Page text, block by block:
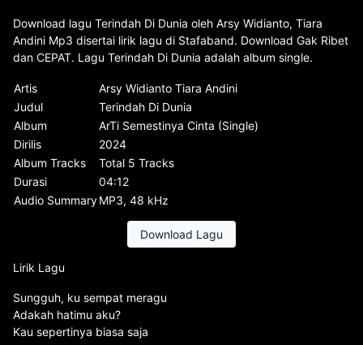
Download lagu Terindah Di Dunia oleh Arsy Widianto, Tiara
Andini Mp3 disertai lirik lagu di Stafaband. Download Gak Ribet
dan CEPAT. Lagu Terindah Di Dunia adalah album single.
Artis
Arsy Widianto Tiara Andini
Judul
Terindah Di Dunia
Album
ArTi Semestinya Cinta (Single)
Dirilis
2024
Album Tracks
Total 5 Tracks
Durasi
04:12
Audio SummaryMP3, 48 kHz
Download Lagu
Lirik Lagu
Sungguh, ku sempat meragu
Adakah hatimu aku?
Kau sepertinya biasa saja